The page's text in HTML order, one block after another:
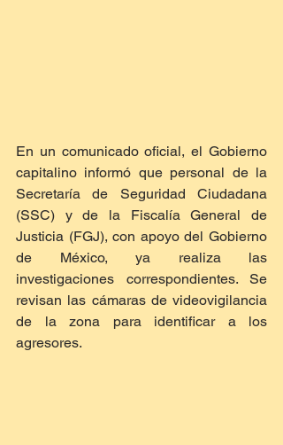
En un comunicado oficial, el Gobierno
capitalino informó que personal de la
Secretaría de Seguridad Ciudadana
(SSC) y de la Fiscalía General de
Justicia (FGJ), con apoyo del Gobierno
de México, ya realiza las
investigaciones correspondientes. Se
revisan las cámaras de videovigilancia
de la zona para identificar a los
agresores.